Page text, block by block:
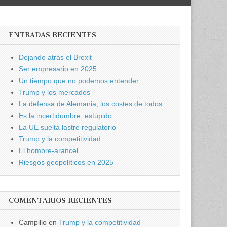
ENTRADAS RECIENTES
Dejando atrás el Brexit
Ser empresario en 2025
Un tiempo que no podemos entender
Trump y los mercados
La defensa de Alemania, los costes de todos
Es la incertidumbre, estúpido
La UE suelta lastre regulatorio
Trump y la competitividad
El hombre-arancel
Riesgos geopolíticos en 2025
COMENTARIOS RECIENTES
Campillo enTrump y la competitividad